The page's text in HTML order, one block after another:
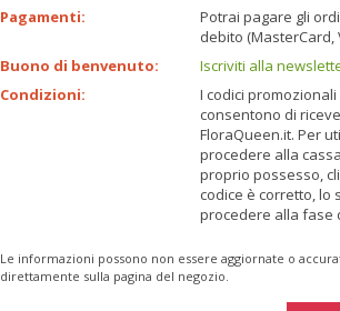
Pagamenti:
Potrai pagare gli
debito (MasterCard,
Buono di benvenuto:
Iscriviti alla
Condizioni:
I codici
consentono di
FloraQueen.it. Per
procedere alla
proprio possesso,
codice è corretto, lo
procedere alla fase
Le informazioni possono non essere aggiornate o
direttamente sulla pagina del negozio.